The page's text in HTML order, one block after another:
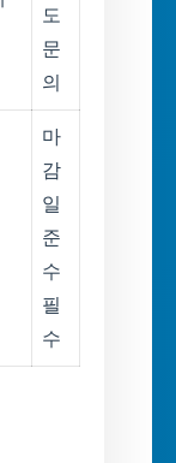
도
문
의
마
감
일
준
수
필
수